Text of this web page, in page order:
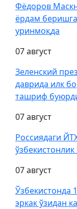
Фёдоров
ёрдам
уринмоқда
07 август
Зеленский
даврида илк
ташриф
07 август
Россиядаги
07 август
Ўзбекистонда
эркак ўзидан